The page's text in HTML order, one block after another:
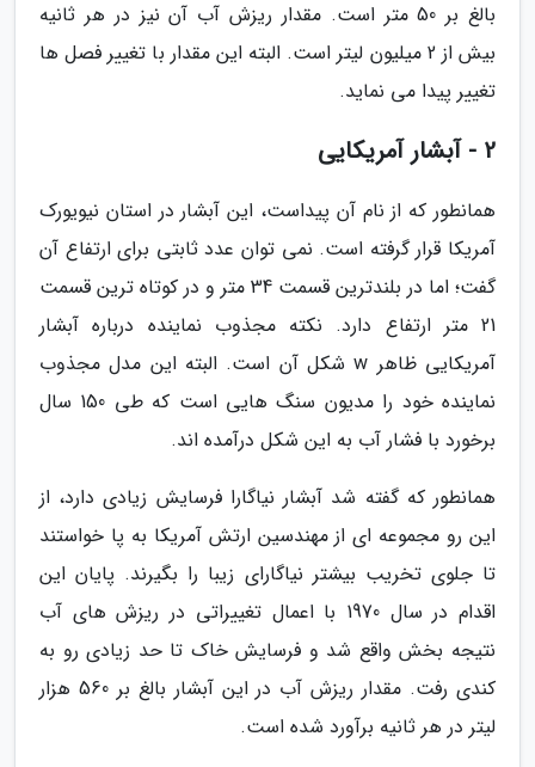
بالغ بر 50 متر است. مقدار ریزش آب آن نیز در هر ثانیه
بیش از 2 میلیون لیتر است. البته این مقدار با تغییر فصل ها
تغییر پیدا می نماید.
2 - آبشار آمریکایی
همانطور که از نام آن پیداست، این آبشار در استان نیویورک
آمریکا قرار گرفته است. نمی توان عدد ثابتی برای ارتفاع آن
گفت؛ اما در بلندترین قسمت 34 متر و در کوتاه ترین قسمت
21 متر ارتفاع دارد. نکته مجذوب نماینده درباره آبشار
آمریکایی ظاهر w شکل آن است. البته این مدل مجذوب
نماینده خود را مدیون سنگ هایی است که طی 150 سال
برخورد با فشار آب به این شکل درآمده اند.
همانطور که گفته شد آبشار نیاگارا فرسایش زیادی دارد، از
این رو مجموعه ای از مهندسین ارتش آمریکا به پا خواستند
تا جلوی تخریب بیشتر نیاگارای زیبا را بگیرند. پایان این
اقدام در سال 1970 با اعمال تغییراتی در ریزش های آب
نتیجه بخش واقع شد و فرسایش خاک تا حد زیادی رو به
کندی رفت. مقدار ریزش آب در این آبشار بالغ بر 560 هزار
لیتر در هر ثانیه برآورد شده است.